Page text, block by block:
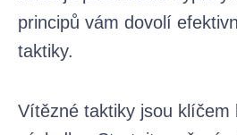
principů vám dovolí
taktiky.
Vítězné taktiky jsou klíčem